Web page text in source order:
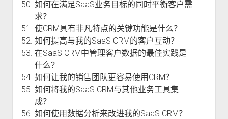
如何在满足SaaS业务目标的同时平衡客户需
求？
使CRM具有非凡特点的关键功能是什么？
如何提高与我的SaaS CRM的客户互动？
在SaaS CRM中管理客户数据的最佳实践是
什么？
如何让我的销售团队更容易使用CRM？
如何将我的SaaS CRM与其他业务工具集
成？
如何使用数据分析来改进我的SaaS CRM？